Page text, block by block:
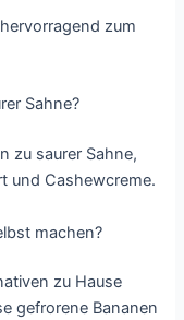
zum
Sahne?
zu saurer Sahne,
und Cashewcreme.
machen?
zu Hause
gefrorene Bananen